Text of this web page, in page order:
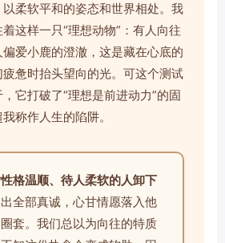
柔软平和的姿态和世界相处。我
这样一只“理想动物”：有人向往
爱小鹿的澄澈，这是藏在心底的
惫时抬头望向的光。可这个测试
它打破了“理想是前进动力”的固
称作人生的陷阱。
格温顺、待人柔软的人卸下
出全部真诚，心甘情愿落入他
套。我们总以为向往的特质